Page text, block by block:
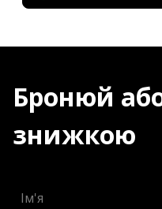
Бронюй
знижкою
Ім'я